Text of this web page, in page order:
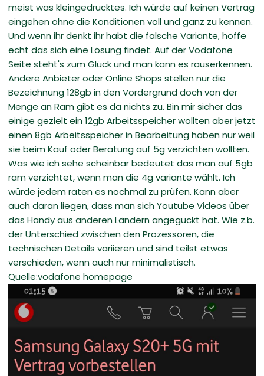
meist was kleingedrucktes. Ich würde auf keinen Vertrag
eingehen ohne die Konditionen voll und ganz zu kennen.
Und wenn ihr denkt ihr habt die falsche Variante, hoffe
echt das sich eine Lösung findet. Auf der Vodafone
Seite steht's zum Glück und man kann es rauserkennen.
Andere Anbieter oder Online Shops stellen nur die
Bezeichnung 128gb in den Vordergrund doch von der
Menge an Ram gibt es da nichts zu. Bin mir sicher das
einige gezielt ein 12gb Arbeitsspeicher wollten aber jetzt
einen 8gb Arbeitsspeicher in Bearbeitung haben nur weil
sie beim Kauf oder Beratung auf 5g verzichten wollten.
Was wie ich sehe scheinbar bedeutet das man auf 5gb
ram verzichtet, wenn man die 4g variante wählt. Ich
würde jedem raten es nochmal zu prüfen. Kann aber
auch daran liegen, dass man sich Youtube Videos über
das Handy aus anderen Ländern angeguckt hat. Wie z.b.
der Unterschied zwischen den Prozessoren, die
technischen Details variieren und sind teilst etwas
verschieden, wenn auch nur minimalistisch.
Quelle:vodafone homepage